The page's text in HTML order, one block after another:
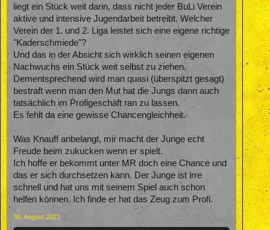
liegt ein Stück weit darin, dass nicht jeder BuLi Verein
aktive und intensive Jugendarbeit betreibt. Welcher
Verein der 1. und 2. Liga leistet sich eine eigene richtige
"Kaderschmiede"?
Und das in der Absicht sich wirklich seinen eigenen
Nachwuchs ein Stück weit selbst zu ziehen.
Dementsprechend wird man quasi (überspitzt gesagt)
bestraft wenn man den Mut hat die Jungs dann auch
tatsächlich im Profigeschäft ran zu lassen.
Es fehlt da eine gewisse Chancengleichheit.
Was Knauff anbelangt, mir macht der Junge echt
Freude beim zukucken wenn er spielt.
Ich hoffe er bekommt unter MR doch eine Chance und
das er sich durchsetzen kann. Der Junge ist irre
schnell und hat uns mit seinem Spiel auch schon
helfen können. Ich finde er hat das Zeug zum Profi.
30. August 2021